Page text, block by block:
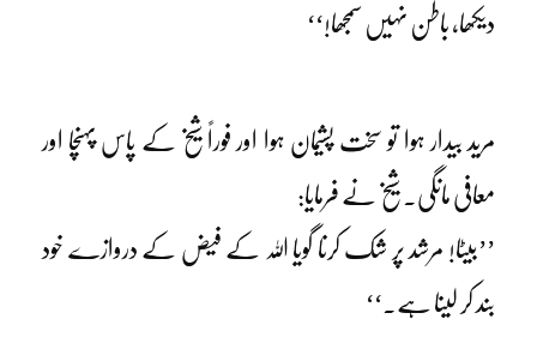
دیکھا، باطن نہیں سمجھا!‘‘
مرید بیدار ہوا تو سخت پشیمان ہوا اور فوراً شیخ کے پاس پہنچا اور
معافی مانگی۔ شیخ نے فرمایا:
’’بیٹا! مرشد پر شک کرنا گویا اللہ کے فیض کے دروازے خود
بند کر لینا ہے۔‘‘